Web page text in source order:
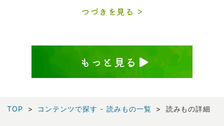
つづきを見る
もっと見る
TOP コンテンツで探す - 読みもの一覧 読みもの詳細